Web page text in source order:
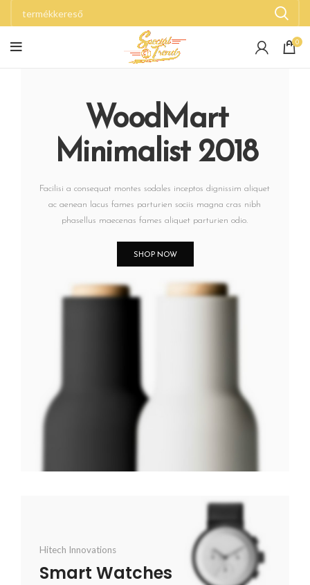
0
WoodMart
Minimalist 2018
Facilisi a consequat montes sodales inceptos dignissim aliquet
ac aenean lacus fames parturien sociis magna cras nibh
phasellus maecenas fames aliquet parturien odio.
SHOP NOW
Hitech Innovations
Smart Watches